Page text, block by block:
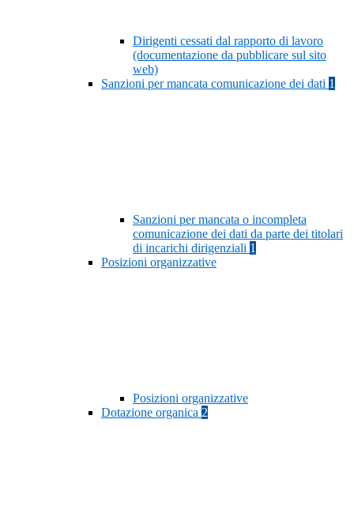
Dirigenti cessati dal rapporto di lavoro
(documentazione da pubblicare sul sito
web)
Sanzioni per mancata comunicazione dei dati 1
Sanzioni per mancata o incompleta
comunicazione dei dati da parte dei titolari
di incarichi dirigenziali 1
Posizioni organizzative
Posizioni organizzative
Dotazione organica 2